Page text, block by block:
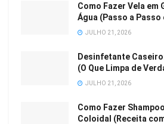
Como Fazer Vela em
Água (Passo a Passo
JULHO 21, 2026
Desinfetante
(O Que Limpa de
JULHO 21, 2026
Como Fazer
Coloidal (Receita